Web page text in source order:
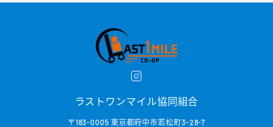
ラストワンマイル協同組合
〒183-0005 東京都府中市若松町3-28-7